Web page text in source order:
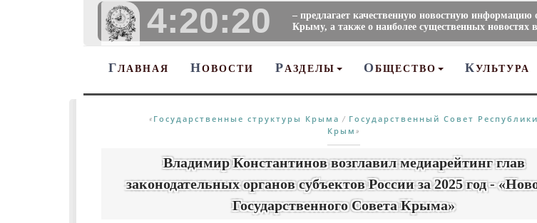
4:20:20
– предлагает качественную новостную
Крыму, а также о наиболее существенных новостях
ГЛАВНАЯ НОВОСТИ Р АЗДЕЛЫ О БЩЕСТВО КУЛЬТУРА
« Государственные структуры Крыма / Государственный Совет Республики
Крым »
Владимир Константинов возглавил медиарейтинг глав
законодательных органов субъектов России за 2025 год -
Государственного Совета Крыма»